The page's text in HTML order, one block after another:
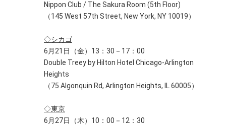
Nippon Club / The Sakura Room (5th Floor)
（145 West 57th Street, New York, NY 10019）
◇シカゴ
6月21日（金）13：30－17：00
Double Treey by Hilton Hotel Chicago-Arlington
Heights
（75 Algonquin Rd, Arlington Heights, IL 60005）
◇東京
6月27日（木）10：00－12：30